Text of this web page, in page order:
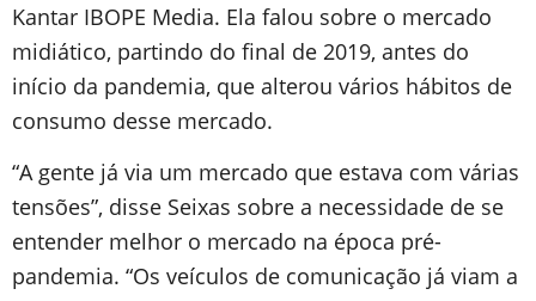
Kantar IBOPE Media. Ela falou sobre o mercado
midiático, partindo do final de 2019, antes do
início da pandemia, que alterou vários hábitos de
consumo desse mercado.
“A gente já via um mercado que estava com várias
tensões”, disse Seixas sobre a necessidade de se
entender melhor o mercado na época pré-
pandemia. “Os veículos de comunicação já viam a